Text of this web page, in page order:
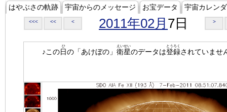
はやぶさの軌跡 宇宙からのメッセージ お宝データ 宇宙カレン
<<< << < 2011年02月 7日 >
♪この日
ひ
の「あけぼの」 衛星
えいせい
のデータは登録
とうろく
されていませ